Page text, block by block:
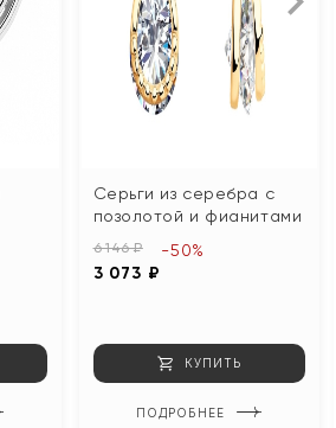
Серьги из серебра с
позолотой и фианитами
6 146 ₽
3 073 ₽
-50%
КУПИТЬ
ПОДРОБНЕЕ